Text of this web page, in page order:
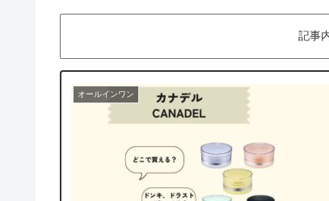
記事
オールインワン